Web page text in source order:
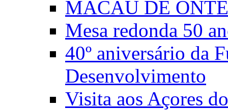
MACAU DE
Mesa redonda 50
40º aniversário da
Desenvolvimento
Visita aos Açores